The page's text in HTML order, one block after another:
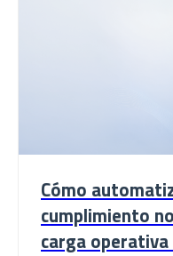
Cómo
cumplimiento
carga operativa